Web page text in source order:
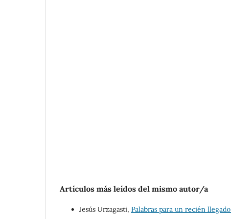
Artículos más leídos del mismo autor/a
Jesús Urzagasti, Palabras para un recién llegado